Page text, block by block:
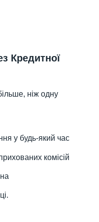
Кредитної
ніж одну
у будь-який час
комісій